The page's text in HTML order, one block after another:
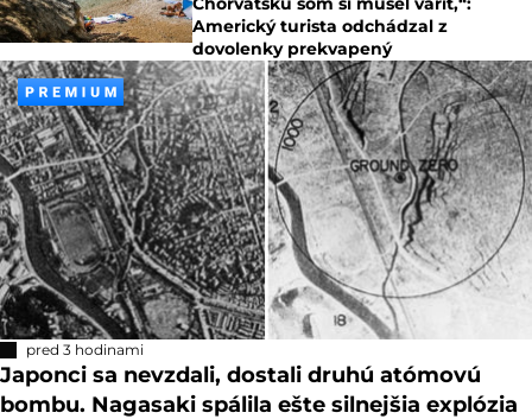
Americký turista odchádzal z
dovolenky prekvapený
pred 3 hodinami
Japonci sa nevzdali, dostali druhú atómovú
bombu. Nagasaki spálila ešte silnejšia explózia